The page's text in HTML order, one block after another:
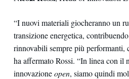
“I nuovi materiali giocheranno un
transizione energetica,
rinnovabili sempre più performanti,
ha affermato Rossi. “In linea con il
innovazioneopen, siamo quindi